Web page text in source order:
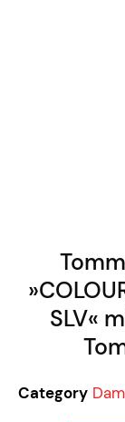
SLV«
Category